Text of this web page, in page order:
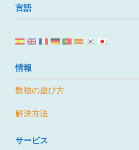
言語
情報
数独の遊び方
解決方法
サービス